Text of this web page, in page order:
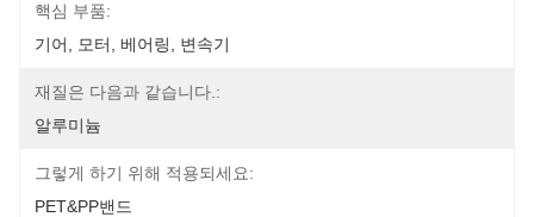
핵심 부품:
기어, 모터, 베어링, 변속기
재질은 다음과 같습니다.:
알루미늄
그렇게 하기 위해 적용되세요:
PET&PP밴드